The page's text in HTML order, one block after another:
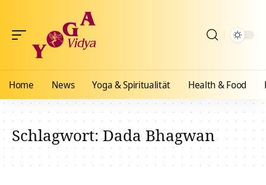
Home News Yoga & Spiritualität Health & Food
Schlagwort:Dada Bhagwan